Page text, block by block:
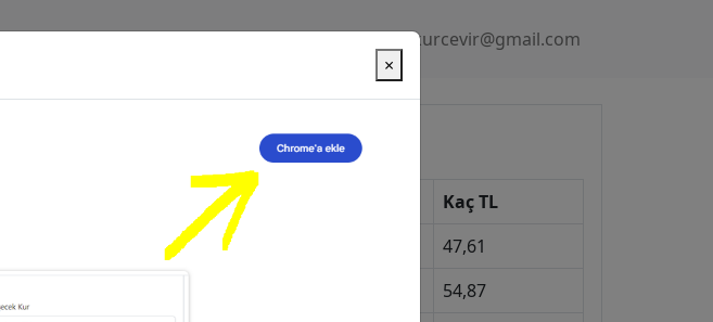
Gizlilik Politikası kurcevir@gmail.com
Güncel Kurlar
Kur
Kaç TL
Dolar
47,61
54,87
×